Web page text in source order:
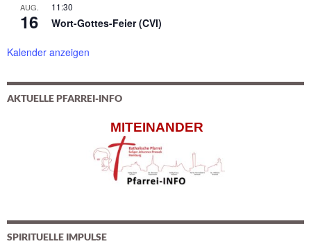
AUG.
16
11:30
Wort-Gottes-Feier (CVI)
Kalender anzeigen
AKTUELLE PFARREI-INFO
MITEINANDER
SPIRITUELLE IMPULSE